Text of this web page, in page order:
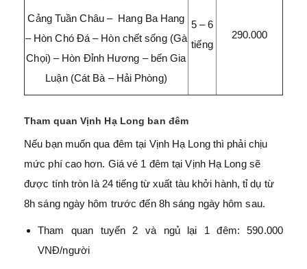
Cảng Tuần Châu – Hang Ba Hang
– Hòn Chó Đá – Hòn chết sống (Gà
Chọi) – Hòn Đỉnh Hương – bến Gia
Luận (Cát Bà – Hải Phòng)
5 – 6
tiếng
290.000
Tham quan Vịnh Hạ Long ban đêm
Nếu bạn muốn qua đêm tại Vịnh Hạ Long thì phải chịu
mức phí cao hơn. Giá vé 1 đêm tại Vịnh Hạ Long sẽ
được tính tròn là 24 tiếng từ xuất tàu khởi hành, tỉ dụ từ
8h sáng ngày hôm trước đến 8h sáng ngày hôm sau.
Tham quan tuyến 2 và ngủ lại 1 đêm: 590.000
VNĐ/người